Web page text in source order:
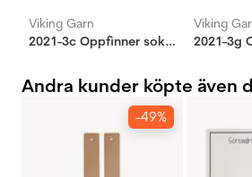
Viking Garn
2021-3c Oppfinner sokker
Viking
Andra kunder köpte även
-49%